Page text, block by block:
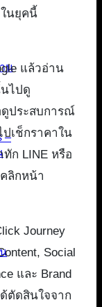
น
–
ในยุคนี้
แล้วอ่าน
ไปดู
ดูประสบการณ์
ปเช็กราคาใน
ทัก LINE หรือ
ลิกหน้า
Journey
Social
และ Brand
ตัดสินใจจาก